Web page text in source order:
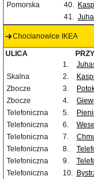
Pomorska
40.
41.
Chocianowice IKEA
ULICA
1.
Skalna
2.
Zbocze
3.
Zbocze
4.
Telefoniczna
5.
Telefoniczna
6.
Telefoniczna
7.
Telefoniczna
8.
Telefoniczna
9.
Telefoniczna
10.